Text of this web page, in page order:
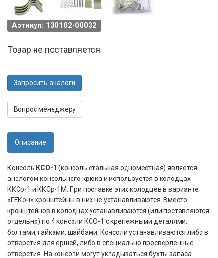
Артикул: 130102-00032
Товар не поставляется
Запросить аналоги
Вопрос менеджеру
Описание
Консоль КСО-1 (консоль стальная одноместная) является
аналогом консольного крюка и используется в колодцах
ККСр-1 и ККСр-1М. При поставке этих колодцев в варианте
«ГЕКон» кронштейны в них не устанавливаются. Вместо
кронштейнов в колодцах устанавливаются (или поставляются
отдельно) по 4 консоли КСО-1 с крепёжными деталями:
болтами, гайками, шайбами. Консоли устанавливаются либо в
отверстия для ершей, либо в специально просверленные
отверстия. На консоли могут укладываться бухты запаса